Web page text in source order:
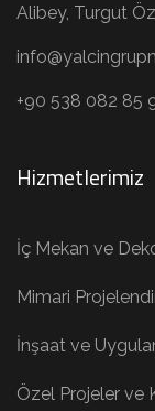
Alibey, Turgut
+90 538 082 85
Hizmetlerimiz
İç Mekan ve
Mimari
İnşaat ve
Özel Projeler ve